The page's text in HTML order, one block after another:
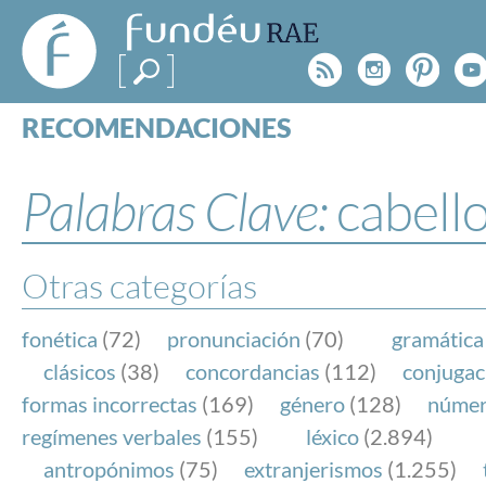
FundéuRAE
- Fundación
del Español
Urgente
Rss
RECOMENDACIONES
ESPECIALES
BLOG
NOTICIAS
SOBRE LA FUNDÉURAE
FundéuRAE es una fundación patrocinada por la
y la Real Academia Española, cuyo objetivo es
el buen uso del español en los medios de
Internet.
Palabras Clave:
Otras categorías
fonética (72) pronunciación (70) gramática
clásicos (38) concordancias (112)
formas incorrectas (169) género (128)
regímenes verbales (155) léxico (2.894)
antropónimos (75) extranjerismos (1.255)